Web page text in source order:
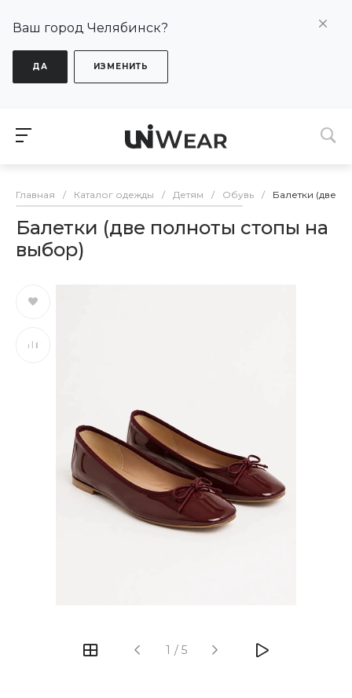
Ваш город Челябинск?
ДА ИЗМЕНИТЬ
Главная / Каталог одежды / Детям / Обувь / Балетки (две
Балетки (две полноты стопы на
выбор)
1 / 5